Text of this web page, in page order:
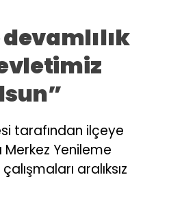
tarafından ilçeye
Merkez Yenileme
aralıksız